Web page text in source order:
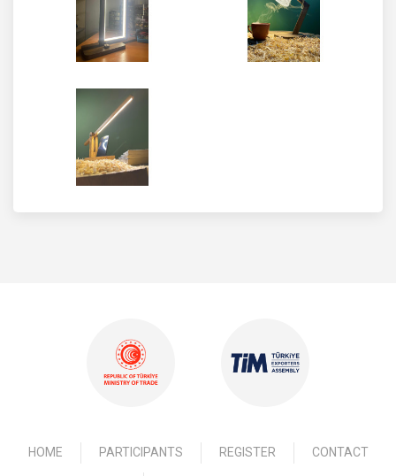
HOME PARTICIPANTS REGISTER CONTACT